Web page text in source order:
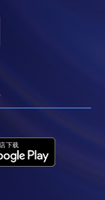
VISA或
。除上述支
学费，详情请